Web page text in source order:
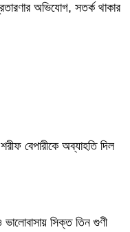
অভিযোগ, সতর্ক থাকার
বেপারীকে অব্যাহতি দিল
ভালোবাসায় সিক্ত তিন গুণী